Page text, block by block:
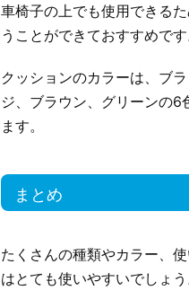
車椅子の上でも使用できる
うことができておすすめです
クッションのカラーは、ブ
ジ、ブラウン、グリーンの6
ます。
まとめ
たくさんの種類やカラー、
はとても使いやすいでしょう